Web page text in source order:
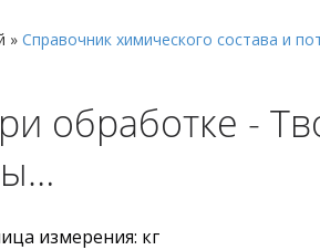
» Справочник химического состава и
обработке -
измерения: кг